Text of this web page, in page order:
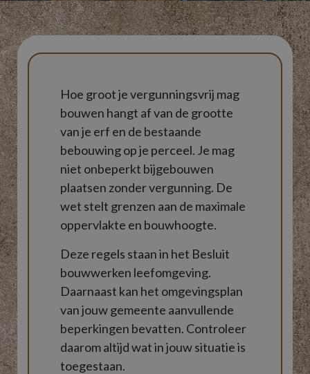
Hoe groot je vergunningsvrij mag
bouwen hangt af van de grootte
van je erf en de bestaande
bebouwing op je perceel. Je mag
niet onbeperkt bijgebouwen
plaatsen zonder vergunning. De
wet stelt grenzen aan de maximale
oppervlakte en bouwhoogte.
Deze regels staan in het Besluit
bouwwerken leefomgeving.
Daarnaast kan het omgevingsplan
van jouw gemeente aanvullende
beperkingen bevatten. Controleer
daarom altijd wat in jouw situatie is
toegestaan.